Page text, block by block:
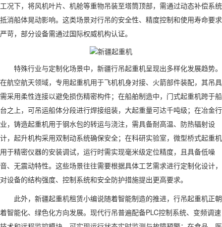
工况下，将风机叶片、机舱等重物吊装至塔筒顶部，需通过动态补偿系统
抵消船体晃动影响。这类场景对行吊的安全性、精度控制和使用寿命要求
严苛，部分设备需通过国际权威机构认证。
特殊行业与定制化场景中，新疆行吊起重机呈现出多样化发展趋势。
在航空航天领域，专用起重机用于飞机机身对接、火箭部件装配，其吊具
需采用柔性连接以避免损伤精密构件；在船舶制造中，门式起重机跨于船
台之上，可吊运船体分段进行焊接组装，大起重量可达千吨级；在冶金行
业，铸造起重机用于钢水包的转运与浇注，需具备耐高温、防热辐射设
计，起升机构采用双制动系统确保安全；在科研实验室，微型桥式起重机
用于精密仪器的安装调试，运行时需实现毫米级定位精度，且具备低噪
音、无震动特性。这些场景往往需要根据具体工艺需求进行定制化设计，
对设备的结构强度、控制系统和安全防护措施提出更高要求。
此外，新疆起重机租赁小编说随着智能制造的推进，行吊起重机正朝
着智能化、绿色化方向发展。现代行吊普遍配备PLC控制系统、变频调速